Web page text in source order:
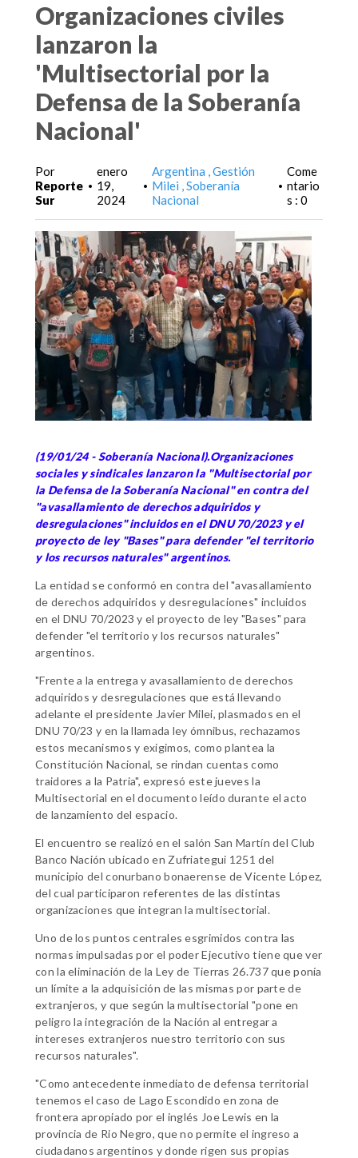
Organizaciones civiles
lanzaron la
'Multisectorial por la
Defensa de la Soberanía
Nacional'
Por
Reporte
Sur
•
enero
19,
2024
•
Argentina Gestión
Milei Soberanía
Nacional
•
Come
ntario
s : 0
(19/01/24 - Soberanía Nacional).Organizaciones
sociales y sindicales lanzaron la "Multisectorial por
la Defensa de la Soberanía Nacional" en contra del
"avasallamiento de derechos adquiridos y
desregulaciones" incluidos en el DNU 70/2023 y el
proyecto de ley "Bases" para defender "el territorio
y los recursos naturales" argentinos.
La entidad se conformó en contra del "avasallamiento
de derechos adquiridos y desregulaciones" incluidos
en el DNU 70/2023 y el proyecto de ley "Bases" para
defender "el territorio y los recursos naturales"
argentinos.
"Frente a la entrega y avasallamiento de derechos
adquiridos y desregulaciones que está llevando
adelante el presidente Javier Milei, plasmados en el
DNU 70/23 y en la llamada ley ómnibus, rechazamos
estos mecanismos y exigimos, como plantea la
Constitución Nacional, se rindan cuentas como
traidores a la Patria", expresó este jueves la
Multisectorial en el documento leído durante el acto
de lanzamiento del espacio.
El encuentro se realizó en el salón San Martín del Club
Banco Nación ubicado en Zufriategui 1251 del
municipio del conurbano bonaerense de Vicente López,
del cual participaron referentes de las distintas
organizaciones que integran la multisectorial.
Uno de los puntos centrales esgrimidos contra las
normas impulsadas por el poder Ejecutivo tiene que ver
con la eliminación de la Ley de Tierras 26.737 que ponía
un límite a la adquisición de las mismas por parte de
extranjeros, y que según la multisectorial "pone en
peligro la integración de la Nación al entregar a
intereses extranjeros nuestro territorio con sus
recursos naturales".
"Como antecedente inmediato de defensa territorial
tenemos el caso de Lago Escondido en zona de
frontera apropiado por el inglés Joe Lewis en la
provincia de Rio Negro, que no permite el ingreso a
ciudadanos argentinos y donde rigen sus propias